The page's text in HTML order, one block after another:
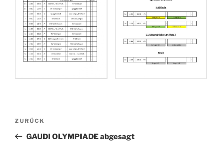
Beitragsnavigation
Vorheriger
Beitrag
ZURÜCK
GAUDI OLYMPIADE abgesagt